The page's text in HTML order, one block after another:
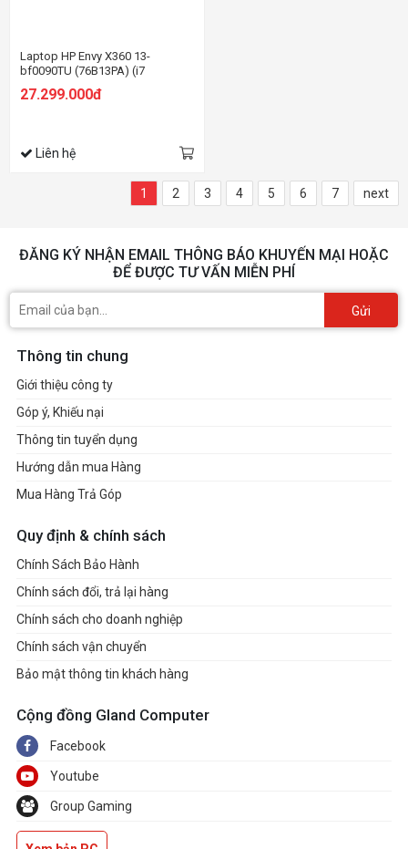
Laptop HP Envy X360 13-
bf0090TU (76B13PA) (i7
SSD/13.3 QHD Cảm
27.299.000đ
Liên hệ
1 2 3 4 5 6 7 next
ĐĂNG KÝ NHẬN EMAIL THÔNG BÁO KHUYẾN MẠI HOẶC
ĐỂ ĐƯỢC TƯ VẤN MIỄN PHÍ
Gửi
Thông tin chung
Giới thiệu công ty
Góp ý, Khiếu nại
Thông tin tuyển dụng
Hướng dẫn mua Hàng
Mua Hàng Trả Góp
Quy định & chính sách
Chính Sách Bảo Hành
Chính sách đổi, trả lại hàng
Chính sách cho doanh nghiệp
Chính sách vận chuyển
Bảo mật thông tin khách hàng
Cộng đồng Gland Computer
Facebook
Youtube
Group Gaming